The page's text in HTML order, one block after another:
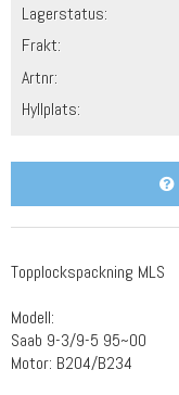
Lagerstatus:
Frakt:
Artnr:
Hyllplats:
Topplockspackning MLS
Modell:
Saab 9-3/9-5 95~00
Motor: B204/B234